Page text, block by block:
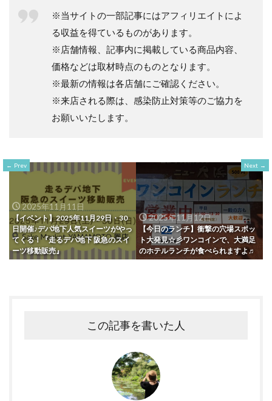
※当サイトの一部記事にはアフィリエイトによ
る収益を得ているものがあります。
※店舗情報、記事内に掲載している商品内容、
価格などは取材時点のものとなります。
※最新の情報は各店舗にご確認ください。
※来店される際は、感染防止対策等のご協力を
お願いいたします。
Prev
2025年11月11日
【イベント】2025年11月29日・30
日開催♪デパ地下人気スイーツがやっ
てくる！『走るデパ地下 阪急のスイ
ーツ移動販売』
Next
2025年11月12日
【今日のランチ】衝撃の穴場スポッ
ト大発見☆彡ワンコインで、大満足
のホテルランチが食べられますよ♬
この記事を書いた人